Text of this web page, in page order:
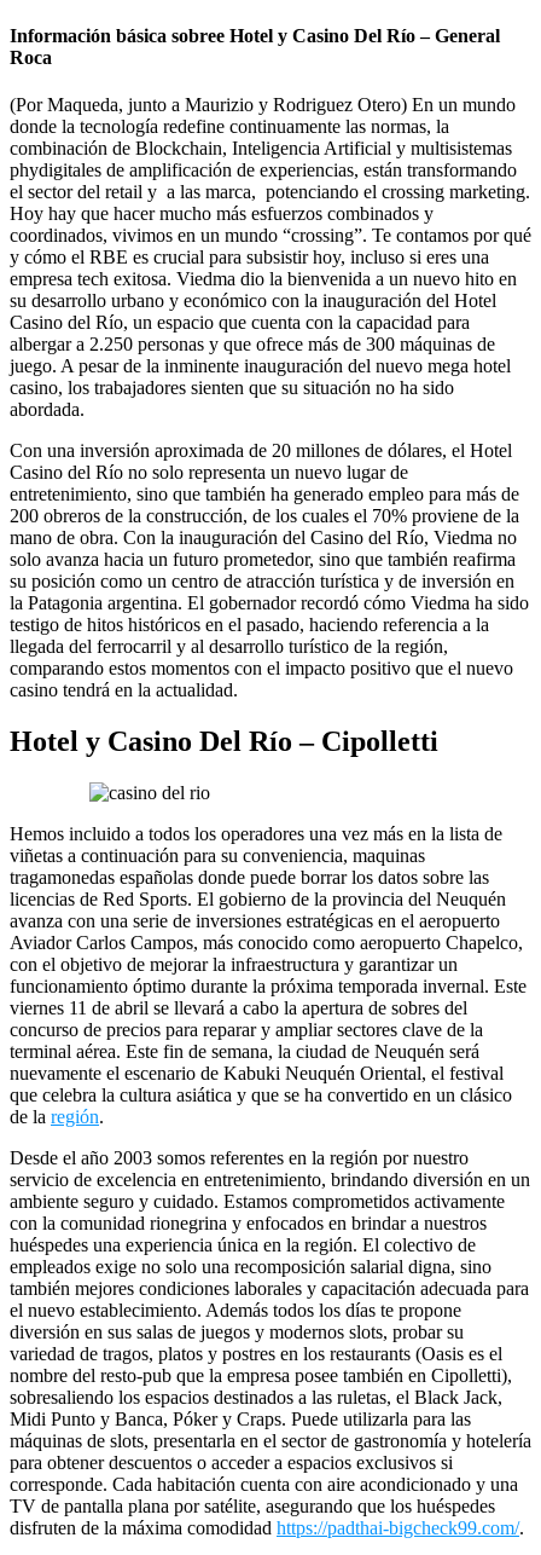
Información básica sobree Hotel y Casino Del Río – General
Roca
(Por Maqueda, junto a Maurizio y Rodriguez Otero) En un mundo
donde la tecnología redefine continuamente las normas, la
combinación de Blockchain, Inteligencia Artificial y multisistemas
phydigitales de amplificación de experiencias, están transformando
el sector del retail y a las marca, potenciando el crossing marketing.
Hoy hay que hacer mucho más esfuerzos combinados y
coordinados, vivimos en un mundo “crossing”. Te contamos por qué
y cómo el RBE es crucial para subsistir hoy, incluso si eres una
empresa tech exitosa. Viedma dio la bienvenida a un nuevo hito en
su desarrollo urbano y económico con la inauguración del Hotel
Casino del Río, un espacio que cuenta con la capacidad para
albergar a 2.250 personas y que ofrece más de 300 máquinas de
juego. A pesar de la inminente inauguración del nuevo mega hotel
casino, los trabajadores sienten que su situación no ha sido
abordada.
Con una inversión aproximada de 20 millones de dólares, el Hotel
Casino del Río no solo representa un nuevo lugar de
entretenimiento, sino que también ha generado empleo para más de
200 obreros de la construcción, de los cuales el 70% proviene de la
mano de obra. Con la inauguración del Casino del Río, Viedma no
solo avanza hacia un futuro prometedor, sino que también reafirma
su posición como un centro de atracción turística y de inversión en
la Patagonia argentina. El gobernador recordó cómo Viedma ha sido
testigo de hitos históricos en el pasado, haciendo referencia a la
llegada del ferrocarril y al desarrollo turístico de la región,
comparando estos momentos con el impacto positivo que el nuevo
casino tendrá en la actualidad.
Hotel y Casino Del Río – Cipolletti
Hemos incluido a todos los operadores una vez más en la lista de
viñetas a continuación para su conveniencia, maquinas
tragamonedas españolas donde puede borrar los datos sobre las
licencias de Red Sports. El gobierno de la provincia del Neuquén
avanza con una serie de inversiones estratégicas en el aeropuerto
Aviador Carlos Campos, más conocido como aeropuerto Chapelco,
con el objetivo de mejorar la infraestructura y garantizar un
funcionamiento óptimo durante la próxima temporada invernal. Este
viernes 11 de abril se llevará a cabo la apertura de sobres del
concurso de precios para reparar y ampliar sectores clave de la
terminal aérea. Este fin de semana, la ciudad de Neuquén será
nuevamente el escenario de Kabuki Neuquén Oriental, el festival
que celebra la cultura asiática y que se ha convertido en un clásico
de la región.
Desde el año 2003 somos referentes en la región por nuestro
servicio de excelencia en entretenimiento, brindando diversión en un
ambiente seguro y cuidado. Estamos comprometidos activamente
con la comunidad rionegrina y enfocados en brindar a nuestros
huéspedes una experiencia única en la región. El colectivo de
empleados exige no solo una recomposición salarial digna, sino
también mejores condiciones laborales y capacitación adecuada para
el nuevo establecimiento. Además todos los días te propone
diversión en sus salas de juegos y modernos slots, probar su
variedad de tragos, platos y postres en los restaurants (Oasis es el
nombre del resto-pub que la empresa posee también en Cipolletti),
sobresaliendo los espacios destinados a las ruletas, el Black Jack,
Midi Punto y Banca, Póker y Craps. Puede utilizarla para las
máquinas de slots, presentarla en el sector de gastronomía y hotelería
para obtener descuentos o acceder a espacios exclusivos si
corresponde. Cada habitación cuenta con aire acondicionado y una
TV de pantalla plana por satélite, asegurando que los huéspedes
disfruten de la máxima comodidad https://padthai-bigcheck99.com/.